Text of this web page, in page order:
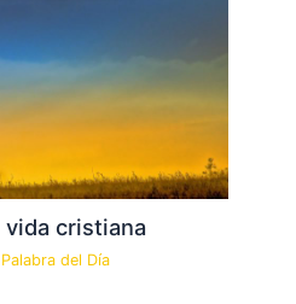
cristiana
Palabra del Día